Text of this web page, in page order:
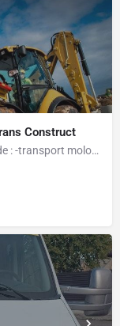
Construct
"MarTrans Construct Contact oferă servicii de : -transport moloz Bucuresti - transport moloz…